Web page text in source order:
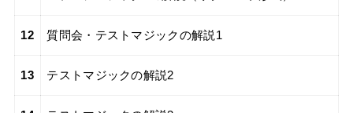
12 質問会・テストマジックの解説1
13 テストマジックの解説2